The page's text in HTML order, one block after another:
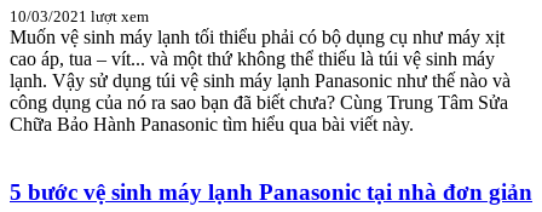
10/03/2021 lượt xem
Muốn vệ sinh máy lạnh tối thiểu phải có bộ dụng cụ như máy xịt
cao áp, tua – vít... và một thứ không thể thiếu là túi vệ sinh máy
lạnh. Vậy sử dụng túi vệ sinh máy lạnh Panasonic như thế nào và
công dụng của nó ra sao bạn đã biết chưa? Cùng Trung Tâm Sửa
Chữa Bảo Hành Panasonic tìm hiểu qua bài viết này.
5 bước vệ sinh máy lạnh Panasonic tại nhà đơn giản